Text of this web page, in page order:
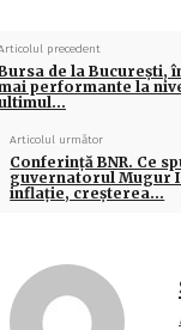
precedent
de la Bucureşti,
performante la
Articolul următor
Conferinţă BNR. Ce
guvernatorul Mugur
inflaţie, creşterea…